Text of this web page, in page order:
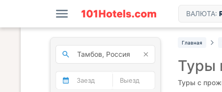
ВАЛЮТА:
Главная
Туры
Туры с